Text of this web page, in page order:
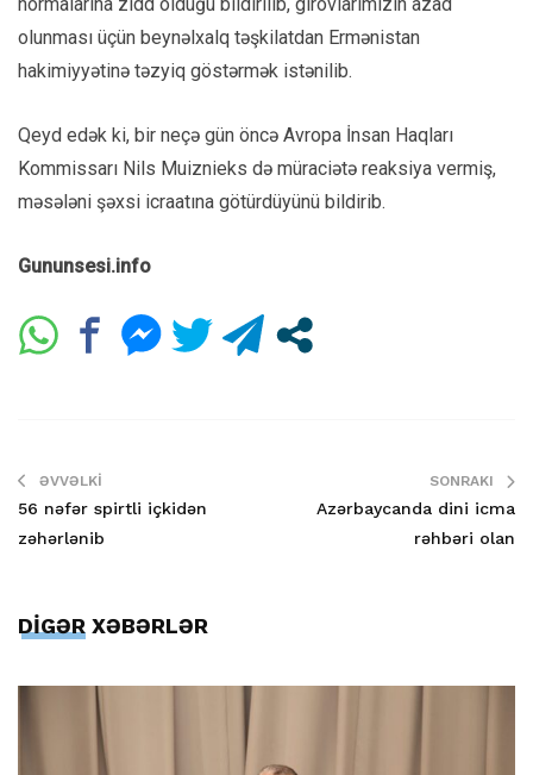
olunması üçün beynəlxalq təşkilatdan Ermənistan
hakimiyyətinə təzyiq göstərmək istənilib.
Qeyd edək ki, bir neçə gün öncə Avropa İnsan Haqları
Kommissarı Nils Muiznieks də müraciətə reaksiya vermiş,
məsələni şəxsi icraatına götürdüyünü bildirib.
Gununsesi.info
ƏVVƏLKI
56 nəfər spirtli içkidən
zəhərlənib
SONRAKI
Azərbaycanda dini icma
rəhbəri olan
DİGƏR XƏBƏRLƏR